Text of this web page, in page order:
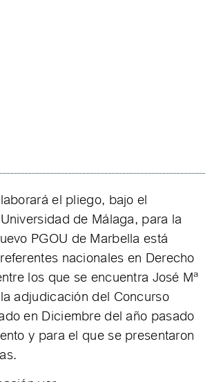
el pliego, bajo el
de Málaga, para la
PGOU de Marbella está
nacionales en Derecho
los que se encuentra José Mª
adjudicación del Concurso
en Diciembre del año pasado
y para el que se presentaron